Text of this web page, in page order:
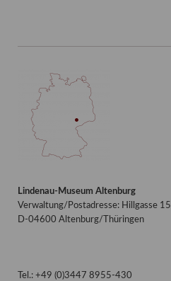
Lindenau-Museum Altenburg
Verwaltung/Postadresse: Hillgasse 15
D-04600 Altenburg/Thüringen
Tel.: +49 (0)3447 8955-430